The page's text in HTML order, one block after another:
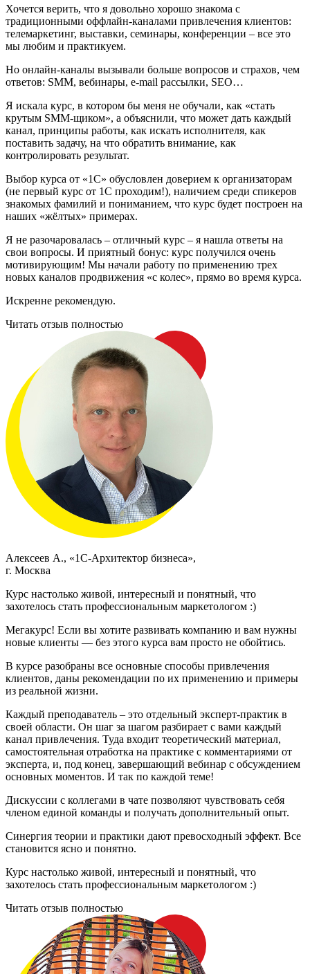
Хочется верить, что я довольно хорошо знакома с
традиционными оффлайн-каналами привлечения клиентов:
телемаркетинг, выставки, семинары, конференции – все это
мы любим и практикуем.
Но онлайн-каналы вызывали больше вопросов и страхов, чем
ответов: SMM, вебинары, e-mail рассылки, SEO…
Я искала курс, в котором бы меня не обучали, как «стать
крутым SMM-щиком», а объяснили, что может дать каждый
канал, принципы работы, как искать исполнителя, как
поставить задачу, на что обратить внимание, как
контролировать результат.
Выбор курса от «1С» обусловлен доверием к организаторам
(не первый курс от 1С проходим!), наличием среди спикеров
знакомых фамилий и пониманием, что курс будет построен на
наших «жёлтых» примерах.
Я не разочаровалась – отличный курс – я нашла ответы на
свои вопросы. И приятный бонус: курс получился очень
мотивирующим! Мы начали работу по применению трех
новых каналов продвижения «с колес», прямо во время курса.
Искренне рекомендую.
Читать отзыв полностью
Алексеев А., «1С-Архитектор бизнеса»,
г. Москва
Курс настолько живой, интересный и понятный, что
захотелось стать профессиональным маркетологом :)
Мегакурс! Если вы хотите развивать компанию и вам нужны
новые клиенты — без этого курса вам просто не обойтись.
В курсе разобраны все основные способы привлечения
клиентов, даны рекомендации по их применению и примеры
из реальной жизни.
Каждый преподаватель – это отдельный эксперт-практик в
своей области. Он шаг за шагом разбирает с вами каждый
канал привлечения. Туда входит теоретический материал,
самостоятельная отработка на практике с комментариями от
эксперта, и, под конец, завершающий вебинар с обсуждением
основных моментов. И так по каждой теме!
Дискуссии с коллегами в чате позволяют чувствовать себя
членом единой команды и получать дополнительный опыт.
Синергия теории и практики дают превосходный эффект. Все
становится ясно и понятно.
Курс настолько живой, интересный и понятный, что
захотелось стать профессиональным маркетологом :)
Читать отзыв полностью